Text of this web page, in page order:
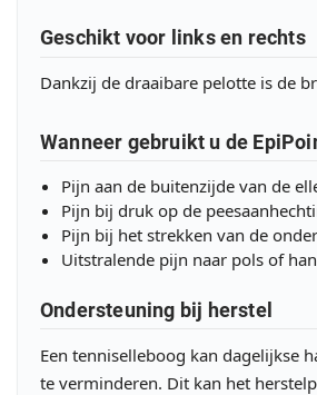
Geschikt voor links en rechts
Dankzij de draaibare pelotte is de
Wanneer gebruikt u de
Pijn aan de buitenzijde van de
Pijn bij druk op de
Pijn bij het strekken van de
Uitstralende pijn naar pols of
Ondersteuning bij herstel
Een tenniselleboog kan dagelijkse
te verminderen. Dit kan het